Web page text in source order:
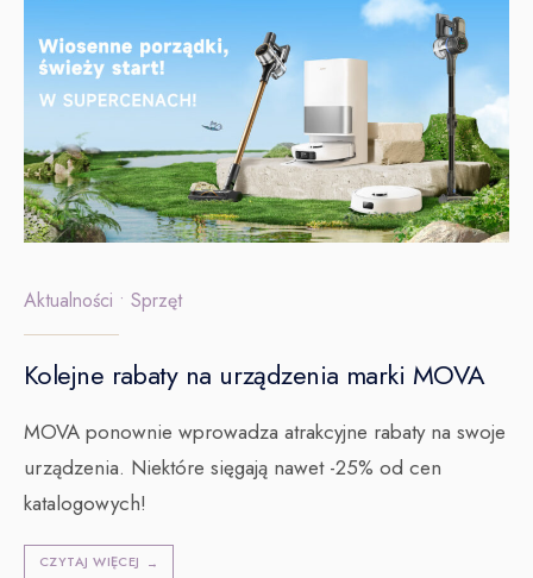
Aktualności • Sprzęt
Kolejne rabaty na urządzenia marki MOVA
MOVA ponownie wprowadza atrakcyjne rabaty na swoje
urządzenia. Niektóre sięgają nawet -25% od cen
katalogowych!
CZYTAJ WIĘCEJ →